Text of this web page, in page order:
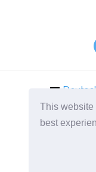
This website
best
Norsk